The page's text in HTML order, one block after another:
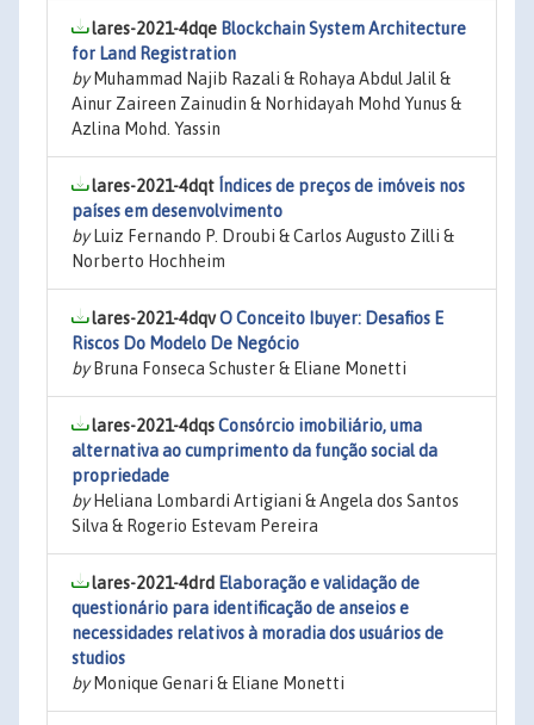
lares-2021-4dqe Blockchain System Architecture
for Land Registration
byMuhammad Najib Razali & Rohaya Abdul Jalil &
Ainur Zaireen Zainudin & Norhidayah Mohd Yunus &
Azlina Mohd. Yassin
lares-2021-4dqt Índices de preços de imóveis nos
países em desenvolvimento
byLuiz Fernando P. Droubi & Carlos Augusto Zilli &
Norberto Hochheim
lares-2021-4dqvO Conceito Ibuyer: Desafios E
Riscos Do Modelo De Negócio
byBruna Fonseca Schuster & Eliane Monetti
lares-2021-4dqsConsórcio imobiliário, uma
alternativa ao cumprimento da função social da
propriedade
byHeliana Lombardi Artigiani & Angela dos Santos
Silva & Rogerio Estevam Pereira
lares-2021-4drd Elaboração e validação de
questionário para identificação de anseios e
necessidades relativos à moradia dos usuários de
studios
byMonique Genari & Eliane Monetti